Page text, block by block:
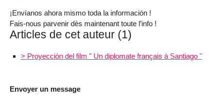
¡Envíanos ahora mismo toda la información !
Fais-nous parvenir dès maintenant toute l’info !
Articles de cet auteur (1)
> Proyección del film " Un diplomate français à Santiago "
Envoyer un message